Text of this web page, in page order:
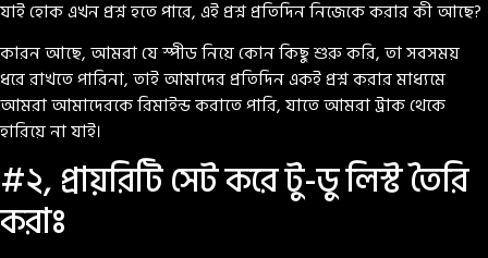
যাই হোক এখন প্রশ্ন হতে পারে, এই প্রশ্ন প্রতিদিন নিজেকে করার কী আছে?
কারন আছে, আমরা যে স্পীড নিয়ে কোন কিছু শুরু করি, তা সবসময়
ধরে রাখতে পারিনা, তাই আমাদের প্রতিদিন একই প্রশ্ন করার মাধ্যমে
আমরা আমাদেরকে রিমাইন্ড করাতে পারি, যাতে আমরা ট্রাক থেকে
হারিয়ে না যাই।
#২, প্রায়রিটি সেট করে টু-ডু লিস্ট তৈরি
করাঃ